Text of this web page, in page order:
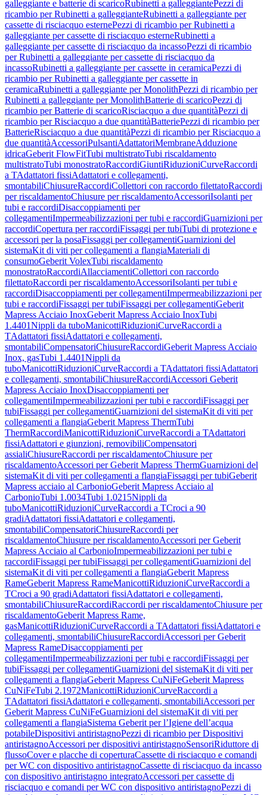
galleggiante e batterie di scaricoRubinetti a galleggiantePezzi di
ricambio per Rubinetti a galleggianteRubinetti a galleggiante per
cassette di risciacquo esternePezzi di ricambio per Rubinetti a
galleggiante per cassette di risciacquo esterneRubinetti a
galleggiante per cassette di risciacquo da incassoPezzi di ricambio
per Rubinetti a galleggiante per cassette di risciacquo da
incassoRubinetti a galleggiante per cassette in ceramicaPezzi di
ricambio per Rubinetti a galleggiante per cassette in
ceramicaRubinetti a galleggiante per MonolithPezzi di ricambio per
Rubinetti a galleggiante per MonolithBatterie di scaricoPezzi di
ricambio per Batterie di scaricoRisciacquo a due quantitàPezzi di
ricambio per Risciacquo a due quantitàBatteriePezzi di ricambio per
BatterieRisciacquo a due quantitàPezzi di ricambio per Risciacquo a
due quantitàAccessoriPulsantiAdattatoriMembraneAdduzione
idricaGeberit FlowFitTubi multistratoTubi riscaldamento
multistratoTubi monostratoRaccordiGiuntiRiduzioniCurveRaccordi
a TAdattatori fissiAdattatori e collegamenti,
smontabiliChiusureRaccordiCollettori con raccordo filettatoRaccordi
per riscaldamentoChiusure per riscaldamentoAccessoriIsolanti per
tubi e raccordiDisaccoppiamenti per
collegamentiImpermeabilizzazioni per tubi e raccordiGuarnizioni per
raccordiCopertura per raccordiFissaggi per tubiTubi di protezione e
accessori per la posaFissaggi per collegamentiGuarnizioni del
sistemaKit di viti per collegamenti a flangiaMateriali di
consumoGeberit VolexTubi riscaldamento
monostratoRaccordiAllacciamentiCollettori con raccordo
filettatoRaccordi per riscaldamentoAccessoriIsolanti per tubi e
raccordiDisaccoppiamenti per collegamentiImpermeabilizzazioni per
tubi e raccordiFissaggi per tubiFissaggi per collegamentiGeberit
Mapress Acciaio InoxGeberit Mapress Acciaio InoxTubi
1.4401Nippli da tuboManicottiRiduzioniCurveRaccordi a
TAdattatori fissiAdattatori e collegamenti,
smontabiliCompensatoriChiusureRaccordiGeberit Mapress Acciaio
Inox, gasTubi 1.4401Nippli da
tuboManicottiRiduzioniCurveRaccordi a TAdattatori fissiAdattatori
e collegamenti, smontabiliChiusureRaccordiAccessori Geberit
Mapress Acciaio InoxDisaccoppiamenti per
collegamentiImpermeabilizzazioni per tubi e raccordiFissaggi per
tubiFissaggi per collegamentiGuarnizioni del sistemaKit di viti per
collegamenti a flangiaGeberit Mapress ThermTubi
ThermRaccordiManicottiRiduzioniCurveRaccordi a TAdattatori
fissiAdattatori e giunzioni, removibiliCompensatori
assialiChiusureRaccordi per riscaldamentoChiusure per
riscaldamentoAccessori per Geberit Mapress ThermGuarnizioni del
sistemaKit di viti per collegamenti a flangiaFissaggi per tubiGeberit
Mapress acciaio al CarbonioGeberit Mapress Acciaio al
CarbonioTubi 1.0034Tubi 1.0215Nippli da
tuboManicottiRiduzioniCurveRaccordi a TCroci a 90
gradiAdattatori fissiAdattatori e collegamenti,
smontabiliCompensatoriChiusureRaccordi per
riscaldamentoChiusure per riscaldamentoAccessori per Geberit
Mapress Acciaio al CarbonioImpermeabilizzazioni per tubi e
raccordiFissaggi per tubiFissaggi per collegamentiGuarnizioni del
sistemaKit di viti per collegamenti a flangiaGeberit Mapress
RameGeberit Mapress RameManicottiRiduzioniCurveRaccordi a
TCroci a 90 gradiAdattatori fissiAdattatori e collegamenti,
smontabiliChiusureRaccordiRaccordi per riscaldamentoChiusure per
riscaldamentoGeberit Mapress Rame,
gasManicottiRiduzioniCurveRaccordi a TAdattatori fissiAdattatori e
collegamenti, smontabiliChiusureRaccordiAccessori per Geberit
Mapress RameDisaccoppiamenti per
collegamentiImpermeabilizzazioni per tubi e raccordiFissaggi per
tubiFissaggi per collegamentiGuarnizioni del sistemaKit di viti per
collegamenti a flangiaGeberit Mapress CuNiFeGeberit Mapress
CuNiFeTubi 2.1972ManicottiRiduzioniCurveRaccordi a
TAdattatori fissiAdattatori e collegamenti, smontabiliAccessori per
Geberit Mapress CuNiFeGuarnizioni del sistemaKit di viti per
collegamenti a flangiaSistema Geberit per l’Igiene dell’acqua
potabileDispositivi antiristagnoPezzi di ricambio per Dispositivi
antiristagnoAccessori per dispositivi antiristagnoSensoriRiduttore di
flussoCover e placche di coperturaCassette di risciacquo e comandi
per WC con dispositivo antiristagnoCassette di risciacquo da incasso
con dispositivo antiristagno integratoAccessori per cassette di
risciacquo e comandi per WC con dispositivo antiristagnoPezzi di